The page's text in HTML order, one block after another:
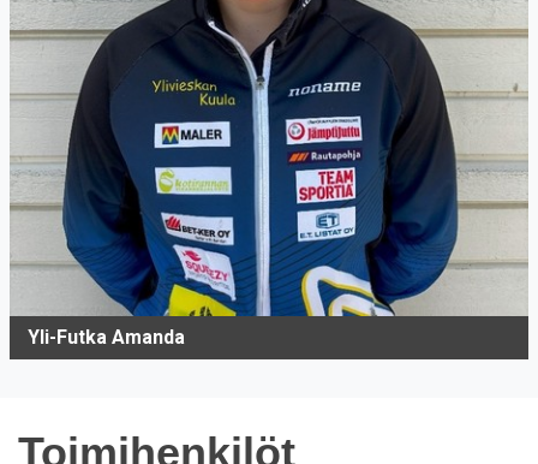
Yli-Futka Amanda
Toimihenkilöt